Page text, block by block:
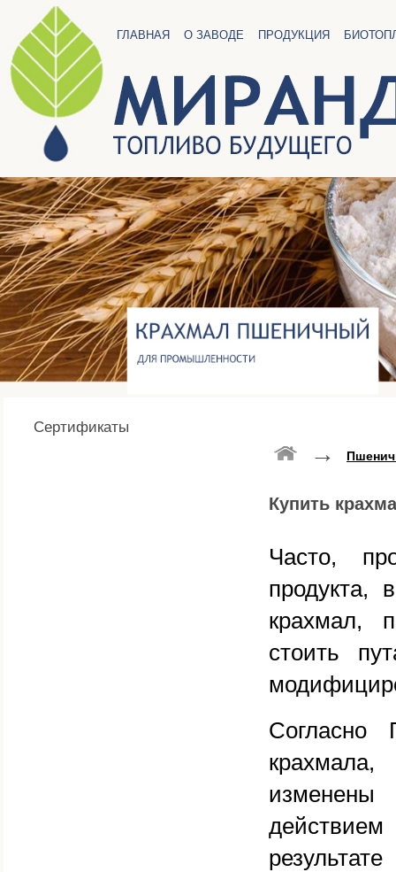
ГЛАВНАЯ О ЗАВОДЕ ПРОДУКЦИЯ
→
Купить
Часто,
продукта,
крахмал,
стоить
Согласно
Сертификаты